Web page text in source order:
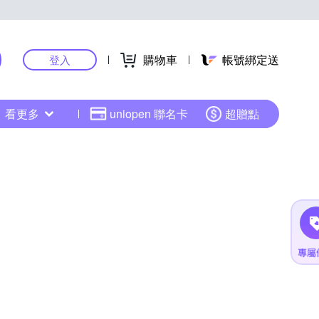
登入 購物車 帳號綁定送
看更多 uniopen 聯名卡 超贈點